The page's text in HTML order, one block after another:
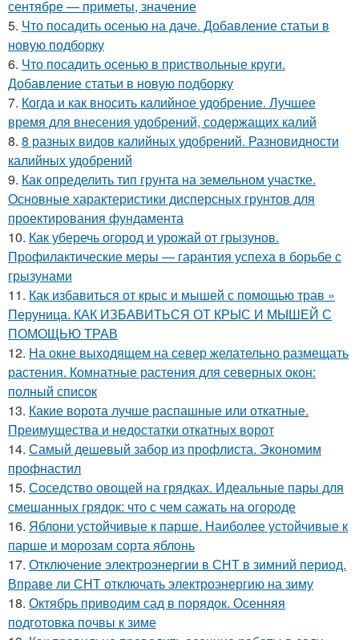
сентябре — приметы, значение
5. Что посадить осенью на даче. Добавление статьи в
новую подборку
6. Что посадить осенью в приствольные круги.
Добавление статьи в новую подборку
7. Когда и как вносить калийное удобрение. Лучшее
время для внесения удобрений, содержащих калий
8. 8 разных видов калийных удобрений. Разновидности
калийных удобрений
9. Как определить тип грунта на земельном участке.
Основные характеристики дисперсных грунтов для
проектирования фундамента
10. Как уберечь огород и урожай от грызунов.
Профилактические меры — гарантия успеха в борьбе с
грызунами
11. Как избавиться от крыс и мышей с помощью трав »
Перуница. КАК ИЗБАВИТЬСЯ ОТ КРЫС И МЫШЕЙ С
ПОМОЩЬЮ ТРАВ
12. На окне выходящем на север желательно размещать
растения. Комнатные растения для северных окон:
полный список
13. Какие ворота лучше распашные или откатные.
Преимущества и недостатки откатных ворот
14. Самый дешевый забор из профлиста. Экономим
профнастил
15. Соседство овощей на грядках. Идеальные пары для
смешанных грядок: что с чем сажать на огороде
16. Яблони устойчивые к парше. Наиболее устойчивые к
парше и морозам сорта яблонь
17. Отключение электроэнергии в СНТ в зимний период.
Вправе ли СНТ отключать электроэнергию на зиму
18. Октябрь приводим сад в порядок. Осенняя
подготовка почвы к зиме